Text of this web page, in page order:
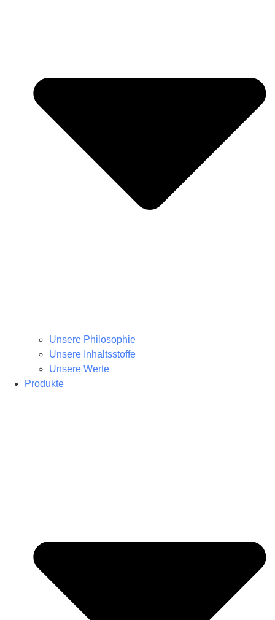
Unsere Philosophie
Unsere Inhaltsstoffe
Unsere Werte
Produkte